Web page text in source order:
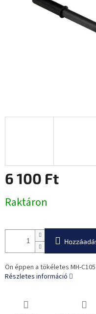
6 100 Ft
Raktáron
Ön éppen a tökéletes MH-
Részletes információ